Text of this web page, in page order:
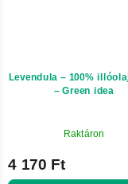
Levendula – 100%
– Green idea
Raktáron
4 170 Ft